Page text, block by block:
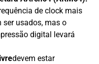
de clock mais
ser usados, mas o
digital levará
devem estar